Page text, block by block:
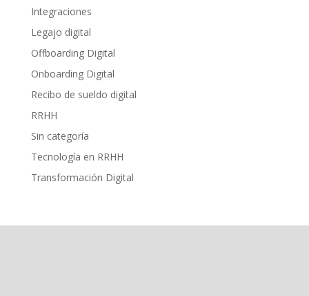
Integraciones
Legajo digital
Offboarding Digital
Onboarding Digital
Recibo de sueldo digital
RRHH
Sin categoría
Tecnología en RRHH
Transformación Digital